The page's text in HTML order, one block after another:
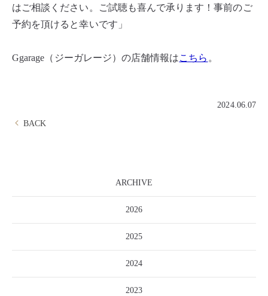
はご相談ください。ご試聴も喜んで承ります！事前のご
予約を頂けると幸いです」
Ggarage（ジーガレージ）の店舗情報はこちら 。
2024.06.07
BACK
ARCHIVE
2026
2025
2024
2023